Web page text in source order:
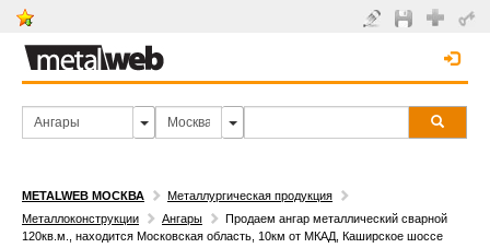
METALWEB МОСКВА
Металлургическая продукция
Металлоконструкции
Ангары
Продаем ангар металлический сварной
120кв.м., находится Московская область, 10км от МКАД, Каширское шоссе